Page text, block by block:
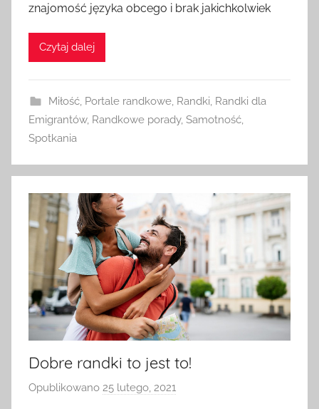
a
znajomość języka obcego i brak jakichkolwiek
Czytaj dalej
Miłość, Portale randkowe, Randki Randki dla
Emigrantów, Randkowe porady, Samotność
Spotkania
Dobre randki to jest to!
Opublikowano 25 lutego, 2021